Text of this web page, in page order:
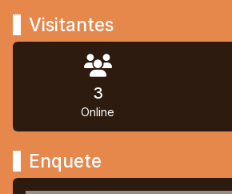
Visitantes
3
Online
Enquete